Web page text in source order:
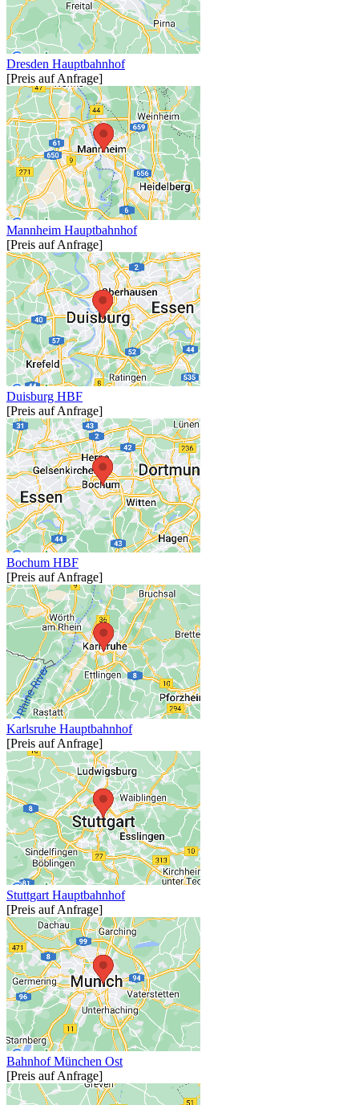
Dresden Hauptbahnhof
[Preis auf Anfrage]
Mannheim Hauptbahnhof
[Preis auf Anfrage]
Duisburg HBF
[Preis auf Anfrage]
Bochum HBF
[Preis auf Anfrage]
Karlsruhe Hauptbahnhof
[Preis auf Anfrage]
Stuttgart Hauptbahnhof
[Preis auf Anfrage]
Bahnhof München Ost
[Preis auf Anfrage]